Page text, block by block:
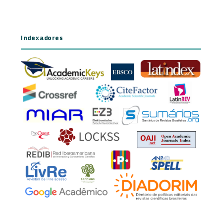
Indexadores